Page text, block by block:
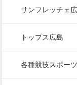
サンフレッチェ
トップス広島
各種競技スポーツ